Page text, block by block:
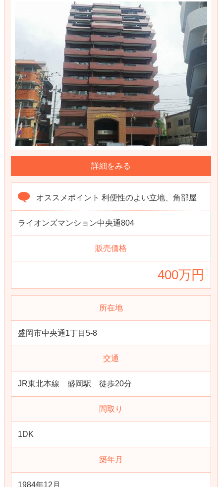
詳細をみる
オススメポイント 利便性のよい立地、角部屋
ライオンズマンション中央通804
販売価格
400万円
所在地
盛岡市中央通1丁目5-8
交通
JR東北本線 盛岡駅 徒歩20分
間取り
1DK
築年月
1984年12月